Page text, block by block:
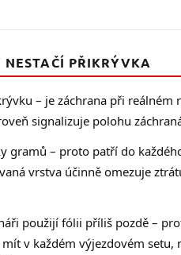
PŘIKRÝVKA
– je záchrana při
signalizuje polohu
gramů – proto patří do
vrstva účinně omezuje
použijí fólii příliš pozdě –
v každém výjezdovém setu,